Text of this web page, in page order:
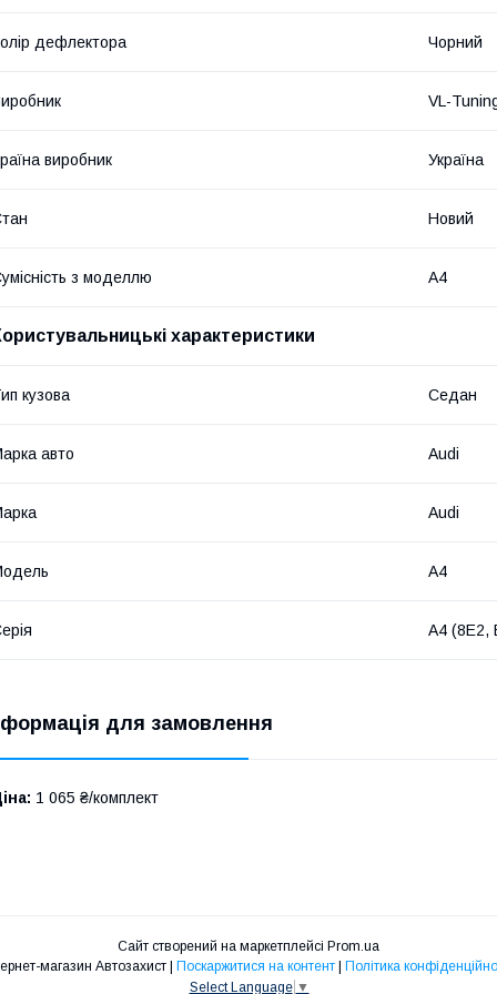
дефлектора Чорний
VL-
виробник Україна
Новий
з моделлю A4
характеристики
кузова Седан
авто Audi
Audi
A4
A4 (8E2,
для замовлення
1 065 ₴/комплект
Сайт створений на маркетплейсі Prom.ua
Інтернет-магазин Автозахист | Поскаржитися на контент | Політика
Select Language ▼